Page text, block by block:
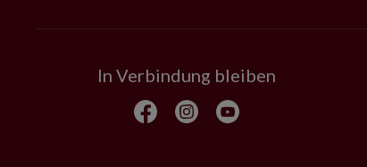
In Verbindung bleiben